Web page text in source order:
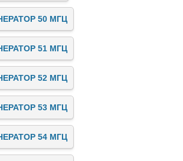
50 МГЦ
51 МГЦ
52 МГЦ
53 МГЦ
54 МГЦ